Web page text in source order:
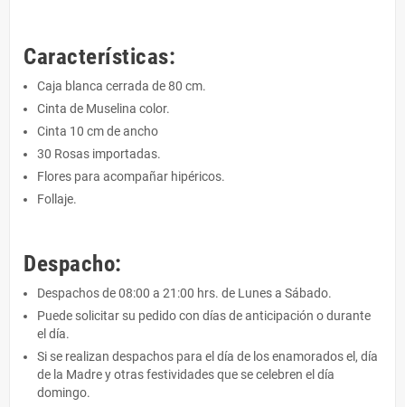
Características:
Caja blanca cerrada de 80 cm.
Cinta de Muselina color.
Cinta 10 cm de ancho
30 Rosas importadas.
Flores para acompañar hipéricos.
Follaje.
Despacho:
Despachos de 08:00 a 21:00 hrs. de Lunes a Sábado.
Puede solicitar su pedido con días de anticipación o durante
el día.
Si se realizan despachos para el día de los enamorados el, día
de la Madre y otras festividades que se celebren el día
domingo.